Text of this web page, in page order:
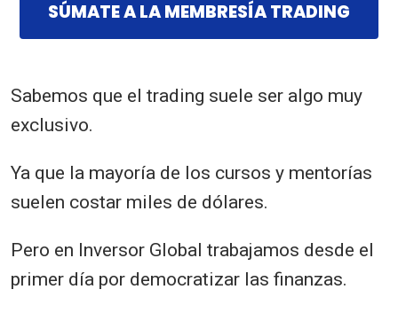
SÚMATE A LA MEMBRESÍA TRADING
Sabemos que el trading suele ser algo muy
exclusivo.
Ya que la mayoría de los cursos y mentorías
suelen costar miles de dólares.
Pero en Inversor Global trabajamos desde el
primer día por democratizar las finanzas.